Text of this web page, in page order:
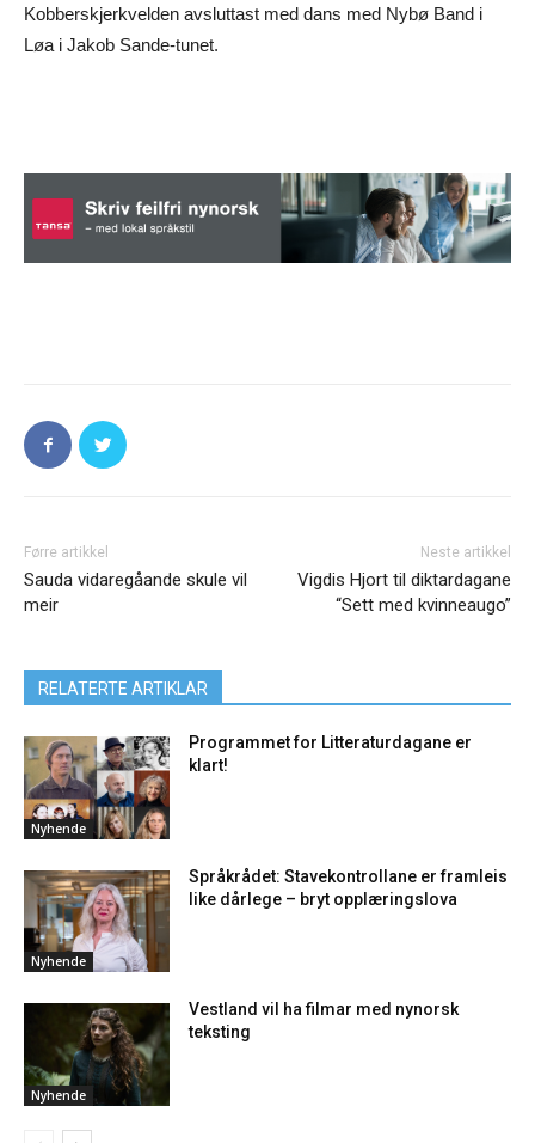
Kobberskjerkvelden avsluttast med dans med Nybø Band i
Løa i Jakob Sande-tunet.
Førre artikkel
Sauda vidaregåande skule vil
meir
Neste artikkel
Vigdis Hjort til diktardagane
“Sett med kvinneaugo”
RELATERTE ARTIKLAR
Nyhende
Programmet for Litteraturdagane er
klart!
Nyhende
Språkrådet: Stavekontrollane er framleis
like dårlege – bryt opplæringslova
Nyhende
Vestland vil ha filmar med nynorsk
teksting